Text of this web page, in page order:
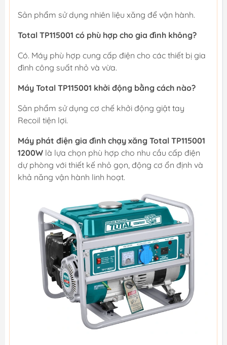
Sản phẩm sử dụng nhiên liệu xăng để vận hành.
Total TP115001 có phù hợp cho gia đình không?
Có. Máy phù hợp cung cấp điện cho các thiết bị gia
đình công suất nhỏ và vừa.
Máy Total TP115001 khởi động bằng cách nào?
Sản phẩm sử dụng cơ chế khởi động giật tay
Recoil tiện lợi.
Máy phát điện gia đình chạy xăng Total TP115001
1200W là lựa chọn phù hợp cho nhu cầu cấp điện
dự phòng với thiết kế nhỏ gọn, động cơ ổn định và
khả năng vận hành linh hoạt.